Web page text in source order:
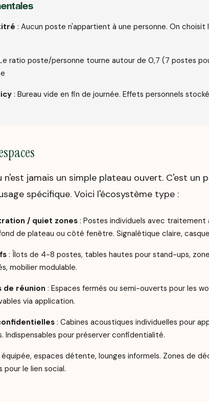
: Aucun poste n'appartient à une personne. On
ratio poste/personne tourne autour de 0,7 (7 postes
: Bureau vide en fin de journée. Effets personnels
jamais un simple plateau ouvert. C'est un
spécifique. Voici l'écosystème type :
/ quiet zones: Postes individuels avec traitement
de plateau ou côté fenêtre. Signalétique claire,
: Îlots de 4-8 postes, tables hautes pour stand-ups,
mobilier modulable.
de réunion : Espaces fermés ou semi-ouverts pour les
via application.
: Cabines acoustiques individuelles pour
Indispensables pour préserver confidentialité.
équipée, espaces détente, lounges informels. Zones de
pour le lien social.